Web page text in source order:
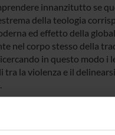
innanzitutto se
della teologia
ed effetto della
nel corpo stesso della
in questo modo i
tra la violenza e il